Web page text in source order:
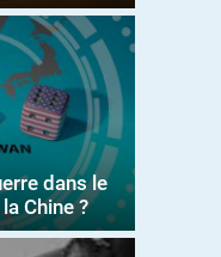
dans le
Chine ?